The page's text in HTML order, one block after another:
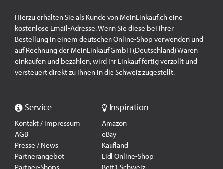
Hierzu erhalten Sie als Kunde von MeinEinkauf.ch eine
kostenlose Email-Adresse. Wenn Sie diese bei Ihrer
Bestellung in einem deutschen Online-Shop verwenden und
auf Rechnung der MeinEinkauf GmbH (Deutschland) Waren
einkaufen und bezahlen, wird Ihr Einkauf fertig verzollt und
versteuert direkt zu Ihnen in die Schweiz zugestellt.
Service
Kontakt / Impressum
AGB
Presse / News
Partnerangebot
Partner-Shops
Inspiration
Amazon
eBay
Kaufland
Lidl Online-Shop
Bett1 Schweiz